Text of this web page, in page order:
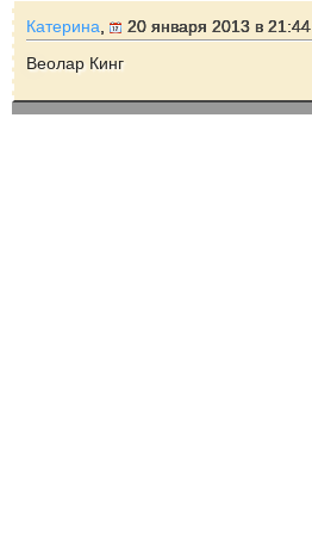
Катерина
20 января 2013 в 21:44
Веолар Кинг